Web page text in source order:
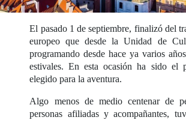
El pasado 1 de septiembre, finalizó del
europeo que desde la Unidad de
programando desde hace ya varios
estivales. En esta ocasión ha sido el
elegido para la aventura.
Algo menos de medio centenar de
personas afiliadas y acompañantes,